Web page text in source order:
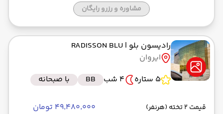
مشاوره و رزرو رایگان
رادیسون بلو | RADISSON BLU
ایروان
5 ستاره
4 شب BB با صبحانه
قیمت 2 تخته (هرنفر) ۴۹٬۴۸۰٬۰۰۰ تومان